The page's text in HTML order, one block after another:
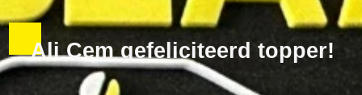
Ali Cem gefeliciteerd topper!